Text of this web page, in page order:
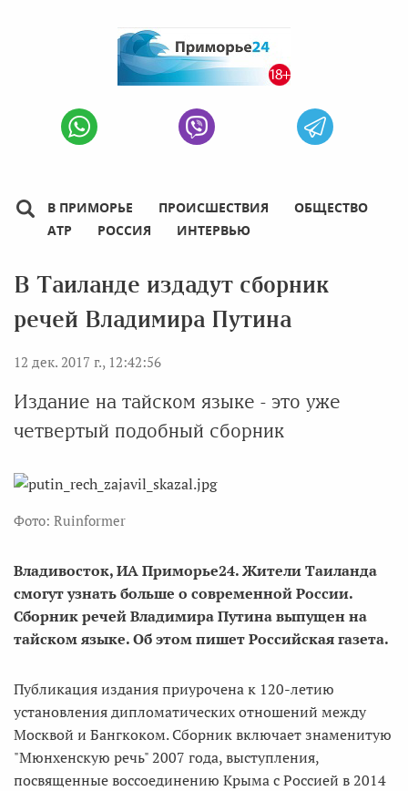
В ПРИМОРЬЕ ПРОИСШЕСТВИЯ
ОБЩЕСТВО
АТР
РОССИЯ ИНТЕРВЬЮ
В Таиланде издадут сборник
речей Владимира Путина
12 дек. 2017 г., 12:42:56
Издание на тайском языке - это уже
четвертый подобный сборник
Фото: Ruinformer
Владивосток, ИА Приморье24. Жители Таиланда
смогут узнать больше о современной России.
Сборник речей Владимира Путина выпущен на
тайском языке. Об этом пишет Российская газета.
Публикация издания приурочена к 120-летию
установления дипломатических отношений между
Москвой и Бангкоком. Сборник включает знаменитую
"Мюнхенскую речь" 2007 года, выступления,
посвященные воссоединению Крыма с Россией в 2014